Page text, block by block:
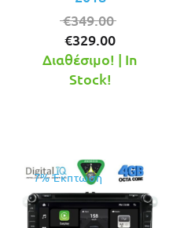
€349.00
was:
€329.00
τρέχουσα
Διαθέσιμο! | In
Stock!
7% Έκπτωση